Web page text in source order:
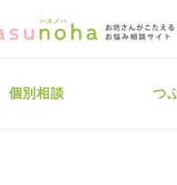
個別相談 つ